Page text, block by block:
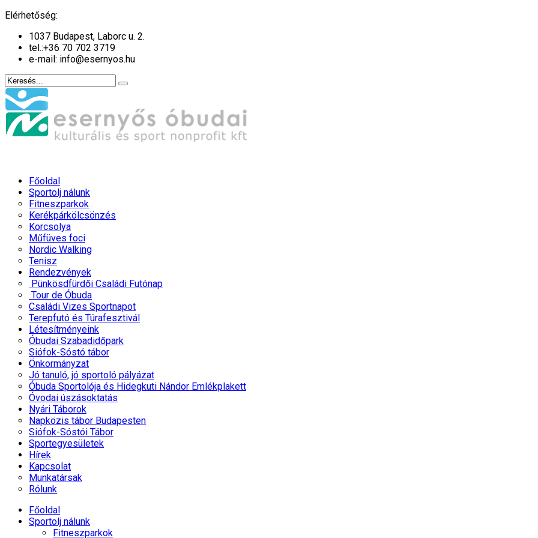
Elérhetőség:
1037 Budapest, Laborc u. 2.
tel.:+36 70 702 3719
e-mail: info@esernyos.hu
Főoldal
Sportolj nálunk
Fitneszparkok
Kerékpárkölcsönzés
Korcsolya
Műfüves foci
Nordic Walking
Tenisz
Rendezvények
Pünkösdfürdői Családi Futónap
Tour de Óbuda
Családi Vizes Sportnapot
Terepfutó és Túrafesztivál
Létesítményeink
Óbudai Szabadidőpark
Siófok-Sóstó tábor
Önkormányzat
Jó tanuló, jó sportoló pályázat
Óbuda Sportolója és Hidegkuti Nándor Emlékplakett
Óvodai úszásoktatás
Nyári Táborok
Napközis tábor Budapesten
Siófok-Sóstói Tábor
Sportegyesületek
Hírek
Kapcsolat
Munkatársak
Rólunk
Főoldal
Sportolj nálunk
Fitneszparkok
év
hónap
év
hónap